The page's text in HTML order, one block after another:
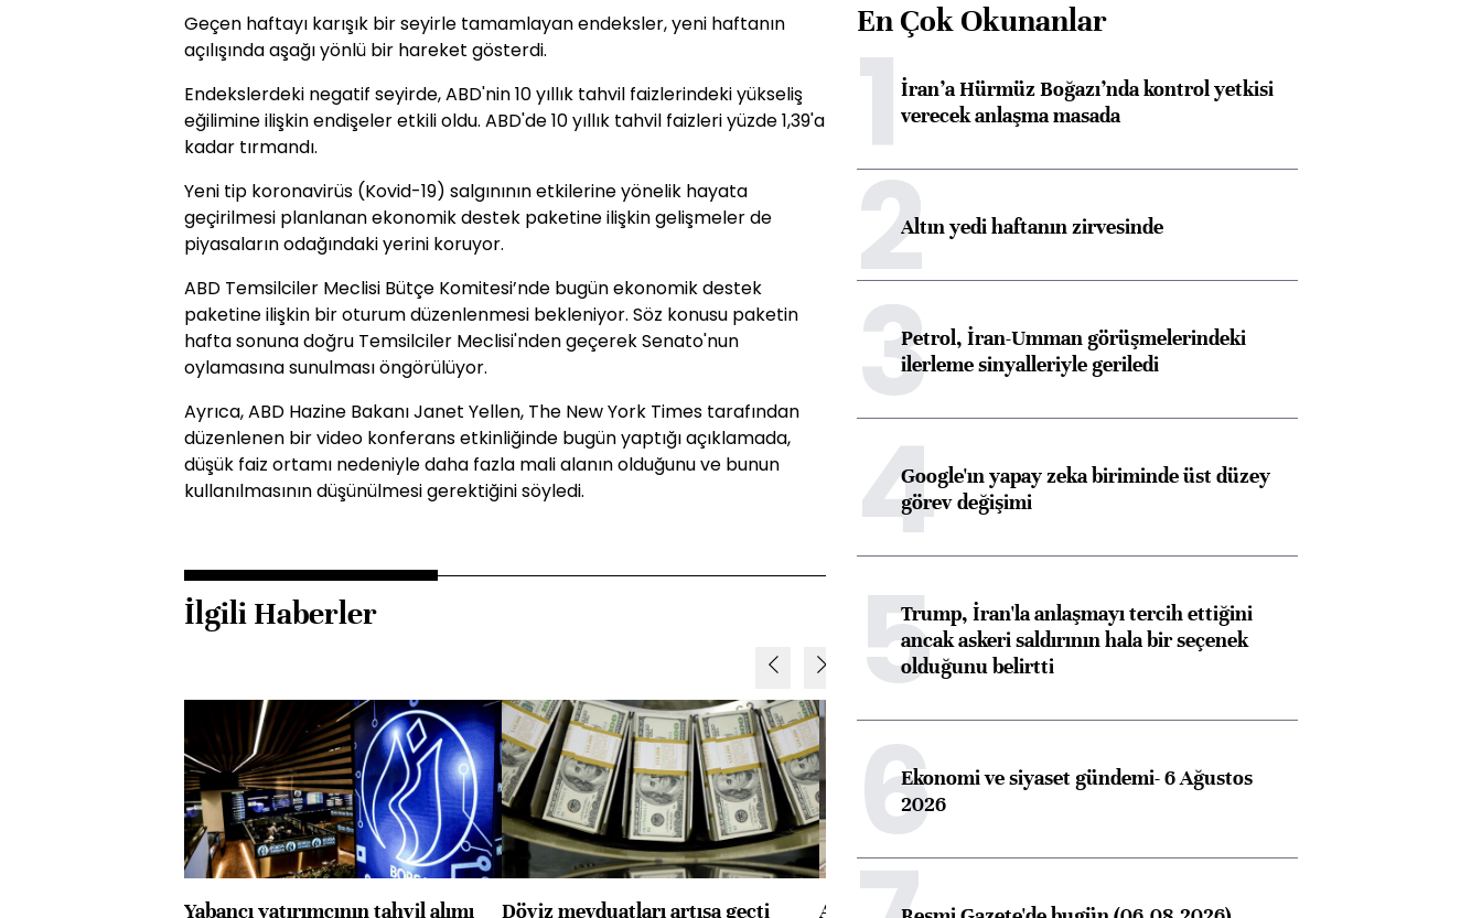
Geçen haftayı karışık bir seyirle tamamlayan endeksler, yeni haftanın
açılışında aşağı yönlü bir hareket gösterdi.
Endekslerdeki negatif seyirde, ABD'nin 10 yıllık tahvil faizlerindeki yükseliş
eğilimine ilişkin endişeler etkili oldu. ABD'de 10 yıllık tahvil faizleri yüzde 1,39'a
kadar tırmandı.
Yeni tip koronavirüs (Kovid-19) salgınının etkilerine yönelik hayata
geçirilmesi planlanan ekonomik destek paketine ilişkin gelişmeler de
piyasaların odağındaki yerini koruyor.
ABD Temsilciler Meclisi Bütçe Komitesi’nde bugün ekonomik destek
paketine ilişkin bir oturum düzenlenmesi bekleniyor. Söz konusu paketin
hafta sonuna doğru Temsilciler Meclisi'nden geçerek Senato'nun
oylamasına sunulması öngörülüyor.
Ayrıca, ABD Hazine Bakanı Janet Yellen, The New York Times tarafından
düzenlenen bir video konferans etkinliğinde bugün yaptığı açıklamada,
düşük faiz ortamı nedeniyle daha fazla mali alanın olduğunu ve bunun
kullanılmasının düşünülmesi gerektiğini söyledi.
İlgili Haberler
Yabancı yatırımcının tahvil alımı
Döviz mevduatları artışa geçti
ABD'de konut başlangıçları
konusunda Unicredit ile
görüşmelere hazırlanıyor
En Çok Okunanlar
1İran’a Hürmüz Boğazı’nda kontrol yetkisi
verecek anlaşma masada
2Altın yedi haftanın zirvesinde
3Petrol, İran-Umman görüşmelerindeki
ilerleme sinyalleriyle geriledi
4Google'ın yapay zeka biriminde üst düzey
görev değişimi
5Trump, İran'la anlaşmayı tercih ettiğini
ancak askeri saldırının hala bir seçenek
olduğunu belirtti
6Ekonomi ve siyaset gündemi- 6 Ağustos
2026